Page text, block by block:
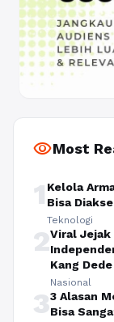
visibilityMost
1 Kelola
Bisa
Teknologi
2Viral Jejak
Kang Dede
Nasional
33 Alasan
Bisa